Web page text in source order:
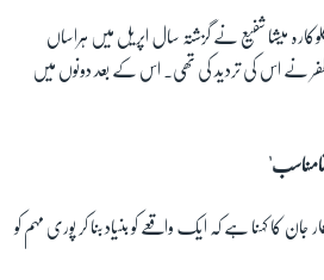
میشا شفیع نے گزشتہ سال اپریل میں ہراساں
ظفر نے اس کی تردید کی تھی۔ اس کے بعد دونوں میں
جان کا کہنا ہے کہ ایک واقعے کو بنیاد بنا کر پوری مہم کو